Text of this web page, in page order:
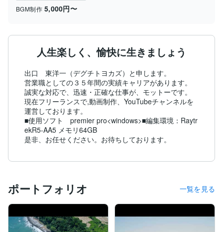
BGM制作 5,000円〜
人生楽しく、愉快に生きましょう
出口　東洋一（デグチトヨカズ）と申します。
営業職としての３５年間の実績キャリアがあります。
誠実な対応で、迅速・正確な仕事が、モットーです。
現在フリーランスで,動画制作、YouTubeチャンネルを
運営しております。
■使用ソフト　premier pro<windows>■編集環境：Raytr
ekR5-AA5 メモリ64GB
ポートフォリオ 一覧を見る